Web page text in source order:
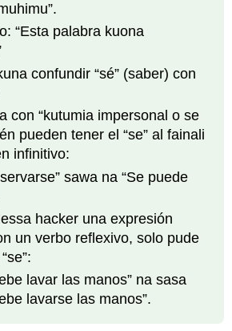
“Esta palabra kuona
confundir “sé” (saber) con
con “kutumia impersonal o se
pueden tener el “se” al fainali
infinitivo:
sawa na “Se puede
hacker una expresión
un verbo reflexivo, solo pude
lavar las manos” na sasa
lavarse las manos”.